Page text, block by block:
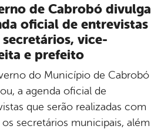
de Cabrobó divulga
oficial de entrevistas
vice-
e prefeito
do Município de Cabrobó
a agenda oficial de
que serão realizadas com
secretários municipais, além